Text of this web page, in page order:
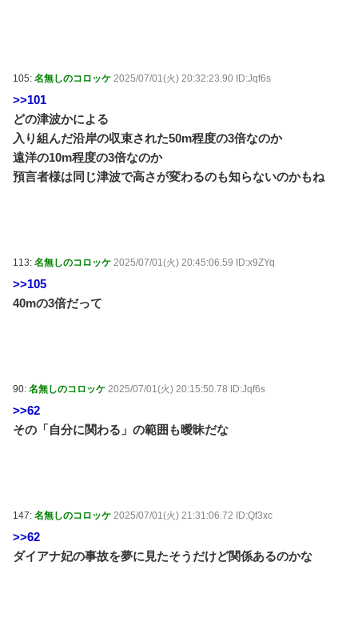
105: 名無しのコロッケ 2025/07/01(火) 20:32:23.90 ID:Jqf6s
>>101
どの津波かによる
入り組んだ沿岸の収束された50m程度の3倍なのか
遠洋の10m程度の3倍なのか
預言者様は同じ津波で高さが変わるのも知らないのかもね
113: 名無しのコロッケ 2025/07/01(火) 20:45:06.59 ID:x9ZYq
>>105
40mの3倍だって
90: 名無しのコロッケ 2025/07/01(火) 20:15:50.78 ID:Jqf6s
>>62
その「自分に関わる」の範囲も曖昧だな
147: 名無しのコロッケ 2025/07/01(火) 21:31:06.72 ID:Qf3xc
>>62
ダイアナ妃の事故を夢に見たそうだけど関係あるのかな